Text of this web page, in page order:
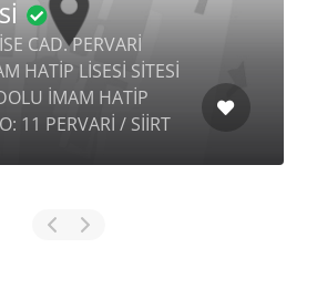
CAD. PERVARİ
HATİP LİSESİ SİTESİ
İMAM HATİP
11 PERVARİ / SİİRT